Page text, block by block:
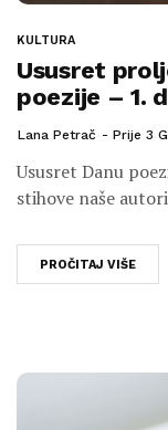
KULTURA
Ususret
poezije – 1.
Lana Petrač Prije 3
Ususret Danu
stihove naše
PROČITAJ VIŠE